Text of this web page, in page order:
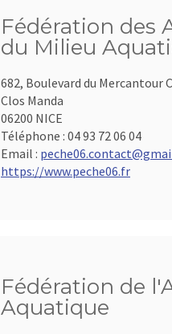
Fédération des
du Milieu
682, Boulevard du Mercantour
Clos Manda
06200 NICE
Téléphone : 04 93 72 06 04
Email :
https://www.peche06.fr
Fédération de
Aquatique